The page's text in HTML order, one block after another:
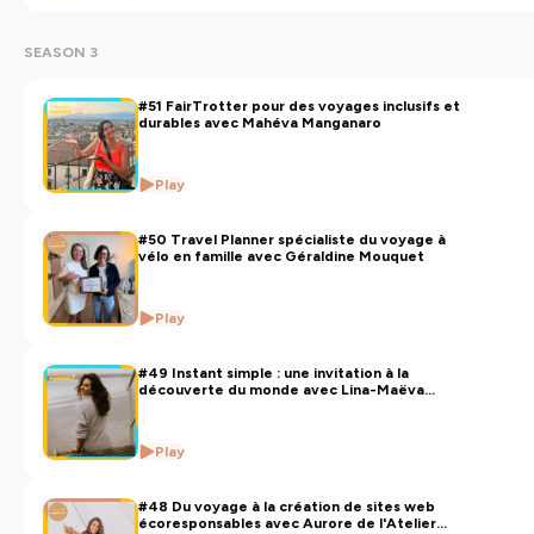
Hébergé par Ausha. Visitez
SEASON 3
#51 FairTrotter pour des voyages inclusifs et
durables avec Mahéva Manganaro
Play
#50 Travel Planner spécialiste du voyage à
vélo en famille avec Géraldine Mouquet
Play
#49 Instant simple : une invitation à la
découverte du monde avec Lina-Maëva
Play
#48 Du voyage à la création de sites web
écoresponsables avec Aurore de l'Atelier